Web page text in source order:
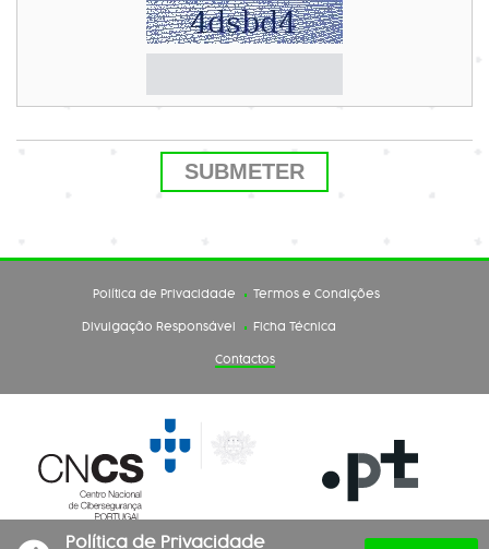
Política de Privacidade
Política de Privacidade Termos e Condições
Divulgação Responsável Ficha Técnica
Contactos
Copyright 2026 .PT - Associação DNS.PT - Todos os direitos reservados.